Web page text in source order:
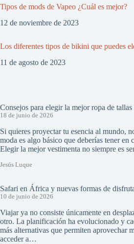
Tipos de mods de Vapeo ¿Cuál es mejor?
12 de noviembre de 2023
Los diferentes tipos de bikini que puedes
11 de agosto de 2023
Consejos para elegir la mejor ropa de tallas
18 de junio de 2026
Si quieres proyectar tu esencia al mundo,
moda es algo básico que deberías tener en
Elegir la mejor vestimenta no siempre es
Jesús Luque
Safari en África y nuevas formas de
10 de junio de 2026
Viajar ya no consiste únicamente en
otro. La planificación ha evolucionado y
más alternativas que permiten aprovechar
acceder a…